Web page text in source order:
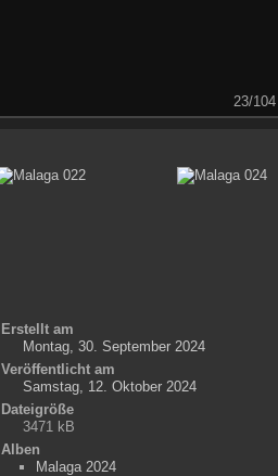
23/104
Erstellt am
Montag, 30. September 2024
Veröffentlicht am
Samstag, 12. Oktober 2024
Dateigröße
3471 kB
Alben
Malaga 2024